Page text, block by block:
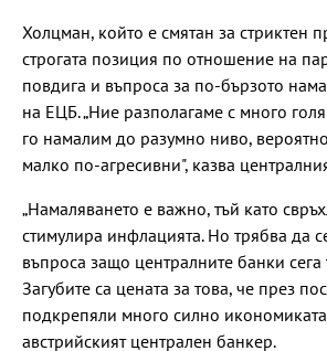
Холцман, който е смятан за стриктен
строгата позиция по отношение на
повдига и въпроса за по-бързото
на ЕЦБ. „Ние разполагаме с много
го намалим до разумно ниво,
малко по-агресивни", казва
„Намаляването е важно, тъй като
стимулира инфлацията. Но трябва да
въпроса защо централните банки сега
Загубите са цената за това, че през
подкрепяли много силно
австрийският централен банкер.